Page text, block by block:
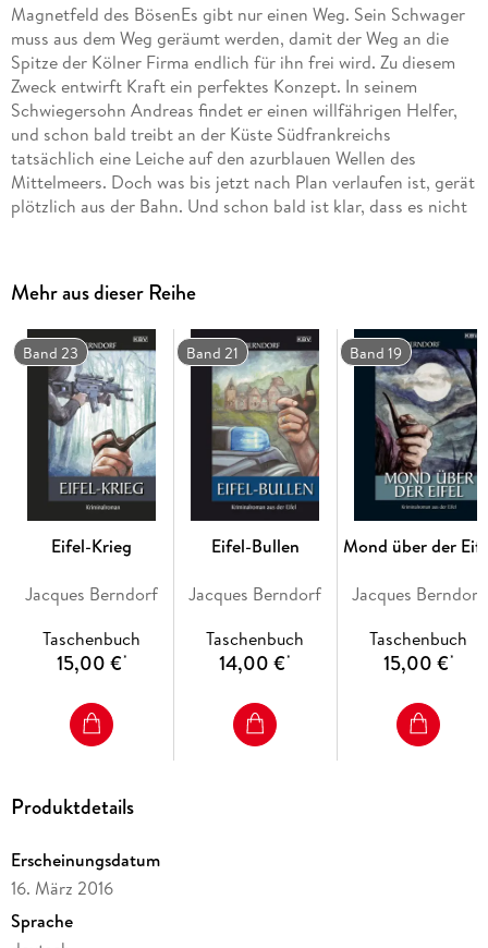
Magnetfeld des BösenEs gibt nur einen Weg. Sein Schwager
muss aus dem Weg geräumt werden, damit der Weg an die
Spitze der Kölner Firma endlich für ihn frei wird. Zu diesem
Zweck entwirft Kraft ein perfektes Konzept. In seinem
Schwiegersohn Andreas findet er einen willfährigen Helfer,
und schon bald treibt an der Küste Südfrankreichs
tatsächlich eine Leiche auf den azurblauen Wellen des
Mittelmeers. Doch was bis jetzt nach Plan verlaufen ist, gerät
plötzlich aus der Bahn. Und schon bald ist klar, dass es nicht
Mehr aus dieser Reihe
Band 23
Eifel-Krieg
Jacques Berndorf
Taschenbuch
15,00 €*
Band 21
Eifel-Bullen
Jacques Berndorf
Taschenbuch
14,00 €*
Band 19
Mond über der
Jacques Berndorf
Taschenbuch
15,00 €*
Produktdetails
Erscheinungsdatum
16. März 2016
Sprache